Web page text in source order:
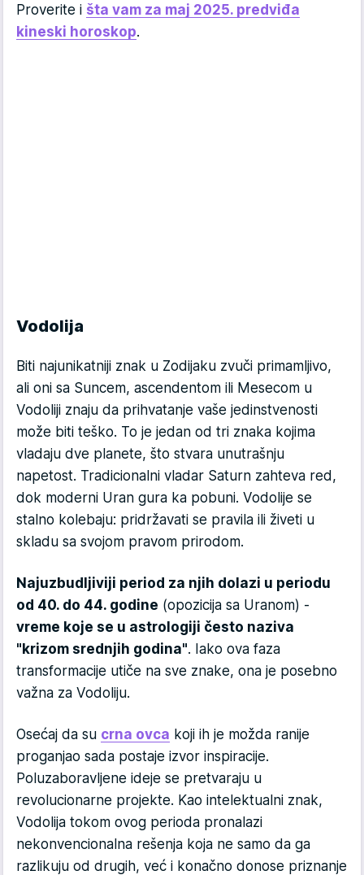
Proverite i šta vam za maj 2025. predviđa
kineski horoskop.
Vodolija
Biti najunikatniji znak u Zodijaku zvuči primamljivo,
ali oni sa Suncem, ascendentom ili Mesecom u
Vodoliji znaju da prihvatanje vaše jedinstvenosti
može biti teško. To je jedan od tri znaka kojima
vladaju dve planete, što stvara unutrašnju
napetost. Tradicionalni vladar Saturn zahteva red,
dok moderni Uran gura ka pobuni. Vodolije se
stalno kolebaju: pridržavati se pravila ili živeti u
skladu sa svojom pravom prirodom.
Najuzbudljiviji period za njih dolazi u periodu
od 40. do 44. godine (opozicija sa Uranom) -
vreme koje se u astrologiji često naziva
"krizom srednjih godina". Iako ova faza
transformacije utiče na sve znake, ona je posebno
važna za Vodoliju.
Osećaj da su crna ovca koji ih je možda ranije
proganjao sada postaje izvor inspiracije.
Poluzaboravljene ideje se pretvaraju u
revolucionarne projekte. Kao intelektualni znak,
Vodolija tokom ovog perioda pronalazi
nekonvencionalna rešenja koja ne samo da ga
razlikuju od drugih, već i konačno donose priznanje